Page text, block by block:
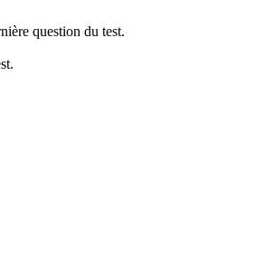
question du test.